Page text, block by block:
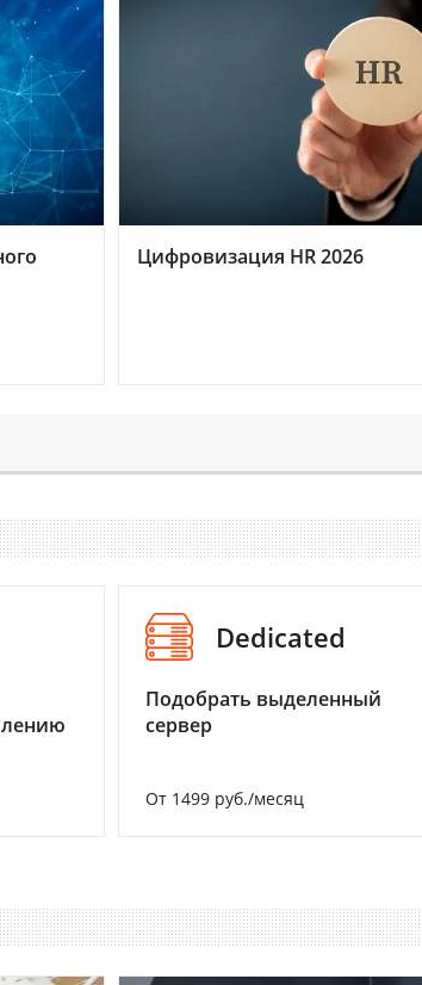
Цифровизация HR 2026
Dedicated
Подобрать выделенный
сервер
От 1499 руб./месяц